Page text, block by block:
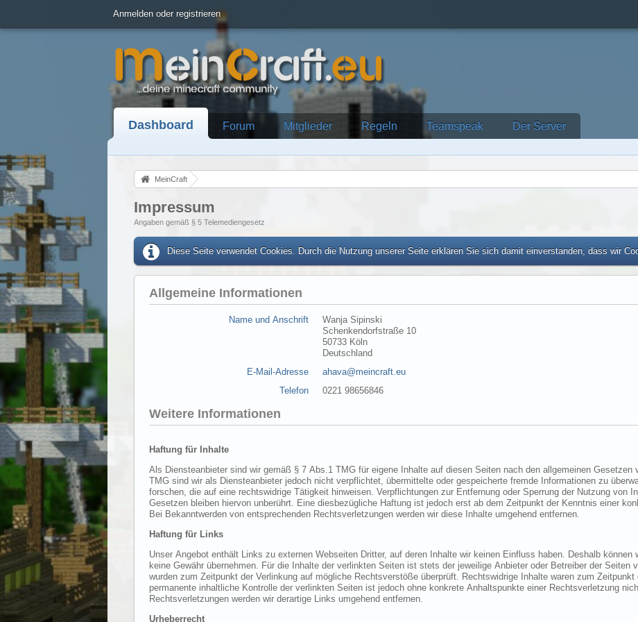
Anmelden oder registrieren
Dashboard Forum Mitglieder Regeln Teamspeak Der Server
MeinCraft
Impressum
Angaben gemäß § 5 Telemediengesetz
Diese Seite verwendet Cookies. Durch die Nutzung unserer Seite erklären Sie sich damit einverstanden, dass wir
Allgemeine Informationen
Name und Anschrift
Wanja Sipinski
Schenkendorfstraße 10
50733 Köln
Deutschland
E-Mail-Adresse
ahava@meincraft.eu
Telefon
0221 98656846
Weitere Informationen
Haftung für Inhalte
Als Diensteanbieter sind wir gemäß § 7 Abs.1 TMG für eigene Inhalte auf diesen Seiten nach den allgemeinen Gesetzen verantwortlich. Nach §§ 8 bis 10
TMG sind wir als Diensteanbieter jedoch nicht verpflichtet, übermittelte oder gespeicherte fremde Informationen zu überwachen oder nach Umständen zu
forschen, die auf eine rechtswidrige Tätigkeit hinweisen. Verpflichtungen zur Entfernung oder Sperrung der Nutzung von Informationen nach den allgemeinen
Gesetzen bleiben hiervon unberührt. Eine diesbezügliche Haftung ist jedoch erst ab dem Zeitpunkt der Kenntnis einer konkreten Rechtsverletzung möglich.
Bei Bekanntwerden von entsprechenden Rechtsverletzungen werden wir diese Inhalte umgehend entfernen.
Haftung für Links
Unser Angebot enthält Links zu externen Webseiten Dritter, auf deren Inhalte wir keinen Einfluss haben. Deshalb können wir für diese fremden Inhalte auch
keine Gewähr übernehmen. Für die Inhalte der verlinkten Seiten ist stets der jeweilige Anbieter oder Betreiber der Seiten verantwortlich. Die verlinkten Seiten
wurden zum Zeitpunkt der Verlinkung auf mögliche Rechtsverstöße überprüft. Rechtswidrige Inhalte waren zum Zeitpunkt der Verlinkung nicht erkennbar. Eine
permanente inhaltliche Kontrolle der verlinkten Seiten ist jedoch ohne konkrete Anhaltspunkte einer Rechtsverletzung nicht zumutbar. Bei Bekanntwerden von
Rechtsverletzungen werden wir derartige Links umgehend entfernen.
Urheberrecht